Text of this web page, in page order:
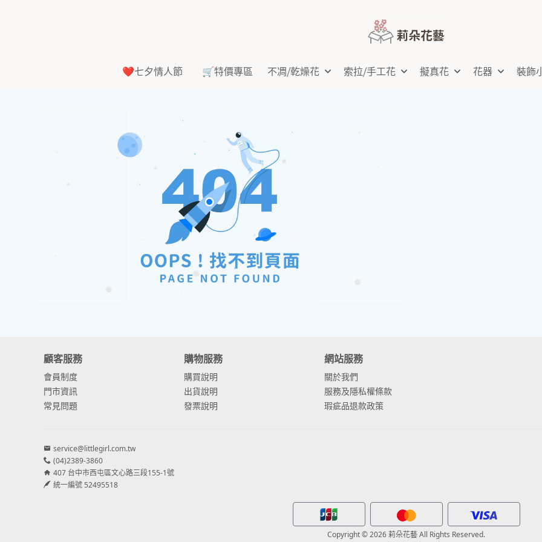
❤️七夕情人節 🛒特價專區 不凋⧸乾燥花 索拉⧸手工花 擬真花 花器 裝飾
顧客服務
會員制度
門市資訊
常見問題
購物服務
購買說明
出貨說明
發票說明
網站服務
關於我們
服務及隱私權條款
瑕疵品退款政策
service@littlegirl.com.tw
(04)2389-3860
407 台中市西屯區文心路三段155-1號
統一編號 52495518
Copyright © 2026 莉朵花藝 All Rights Reserved.